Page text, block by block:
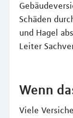
Schäden
und Hagel
Leiter
Wenn
Viele